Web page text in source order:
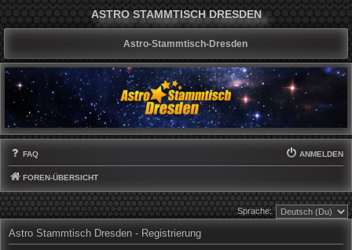
ASTRO STAMMTISCH DRESDEN
Astro-Stammtisch-Dresden
FAQ ANMELDEN
FOREN-ÜBERSICHT
Sprache:
Astro Stammtisch Dresden - Registrierung